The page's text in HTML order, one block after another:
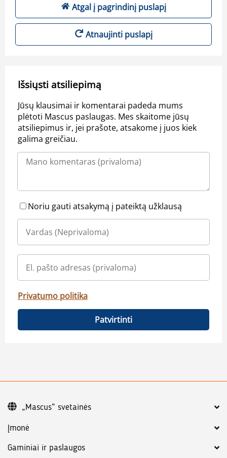
Atgal į pagrindinį puslapį
Atnaujinti puslapį
Išsiųsti atsiliepimą
Jūsų klausimai ir komentarai padeda mums
plėtoti Mascus paslaugas. Mes skaitome jūsų
atsiliepimus ir, jei prašote, atsakome į juos kiek
galima greičiau.
Noriu gauti atsakymą į pateiktą užklausą
Privatumo politika
Patvirtinti
Įmonė
Gaminiai ir paslaugos
„Mascus“ svetainės